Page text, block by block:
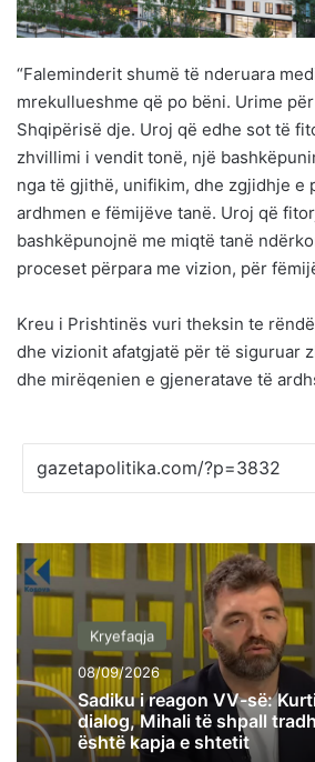
“Faleminderit shumë të nderuara
mrekullueshme që po bëni. Urime
Shqipërisë dje. Uroj që edhe sot të
zhvillimi i vendit tonë, një
nga të gjithë, unifikim, dhe zgjidhje e
ardhmen e fëmijëve tanë. Uroj që
bashkëpunojnë me miqtë tanë
proceset përpara me vizion, për
Kreu i Prishtinës vuri theksin te
dhe vizionit afatgjatë për të siguruar
dhe mirëqenien e gjeneratave të
Kryefaqja
08/09/2026
Sadiku i reagon VV-së:
dialog, Mihali të shpall
është kapja e shtetit